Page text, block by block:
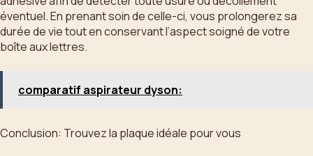
éventuel. En prenant soin de celle-ci, vous prolongerez sa
durée de vie tout en conservant l’aspect soigné de votre
boîte aux lettres.
comparatif aspirateur dyson:
Conclusion: Trouvez la plaque idéale pour vous